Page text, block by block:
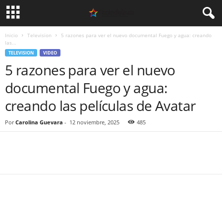
Inicio Television
5 razones para ver el nuevo documental Fuego y agua: creando
las...
TELEVISION VIDEO
5 razones para ver el nuevo
documental Fuego y agua:
creando las películas de Avatar
Por Carolina Guevara - 12 noviembre, 2025 485